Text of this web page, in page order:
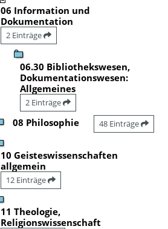
06 Information und
Dokumentation
2 Einträge
06.30 Bibliothekswesen,
Dokumentationswesen:
Allgemeines
2 Einträge
08 Philosophie 48 Einträge
10 Geisteswissenschaften
allgemein
12 Einträge
11 Theologie,
Religionswissenschaft